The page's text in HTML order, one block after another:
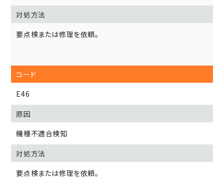
要点検または修理を依頼。
E46
機種不適合検知
要点検または修理を依頼。